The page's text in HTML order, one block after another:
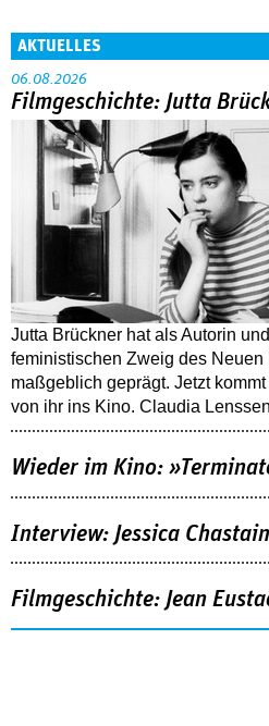
AKTUELLES
06.08.2026
Filmgeschichte: Jutta
Jutta Brückner hat als Autorin
feministischen Zweig des
maßgeblich geprägt. Jetzt
von ihr ins Kino. Claudia
Wieder im Kino:
Interview: Jessica
Filmgeschichte: Jean